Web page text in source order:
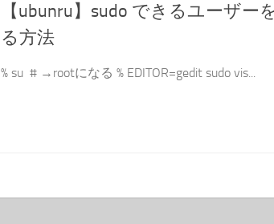
【ubunru】sudo できるユーザー
る方法
% su # →rootになる % EDITOR=gedit sudo vis...